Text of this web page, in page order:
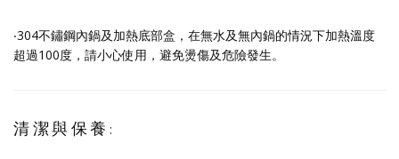
‧304不鏽鋼內鍋及加熱底部盒，在無水及無內鍋的情況下加熱溫度
超過100度，請小心使用，避免燙傷及危險發生。
清潔與保養: